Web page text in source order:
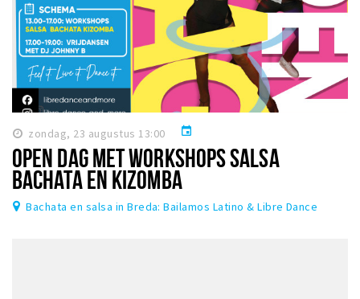
zondag, 23 augustus 13:00 event
OPEN DAG MET WORKSHOPS SALSA
BACHATA EN KIZOMBA
Bachata en salsa in Breda: Bailamos Latino & Libre Dance